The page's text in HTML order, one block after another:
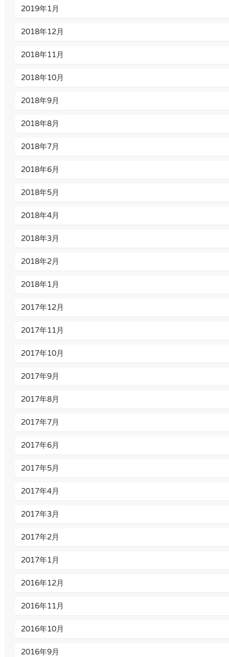
2019年1月
2018年12月
2018年11月
2018年10月
2018年9月
2018年8月
2018年7月
2018年6月
2018年5月
2018年4月
2018年3月
2018年2月
2018年1月
2017年12月
2017年11月
2017年10月
2017年9月
2017年8月
2017年7月
2017年6月
2017年5月
2017年4月
2017年3月
2017年2月
2017年1月
2016年12月
2016年11月
2016年10月
2016年9月